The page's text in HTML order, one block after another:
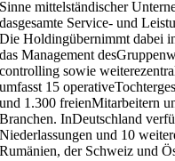
Sinne mittelständischer
dasgesamte Service- und
Die Holdingübernimmt dabei
das Management
controlling sowie
umfasst 15
und 1.300 freienMitarbeitern
Branchen. InDeutschland
Niederlassungen und 10
Rumänien, der Schweiz und